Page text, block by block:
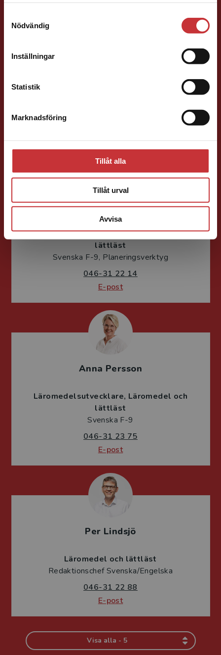
Nödvändig
Inställningar
Statistik
Marknadsföring
Tillåt alla
Tillåt urval
Avvisa
studentlitteratur.se via en enhet utanför Sverige.
Vi erbjuder inte leveranser utanför Sverige. För
att kunna slutföra ett köp måste
Jessica Olefeldt
Läromedelsutvecklare Läromedel och
lättläst
Svenska F-9, Planeringsverktyg
046-31 22 14
E-post
Anna Persson
Läromedelsutvecklare Läromedel och
lättläst
Svenska F-9
046-31 23 75
E-post
Per Lindsjö
Läromedel och lättläst
Redaktionschef Svenska/Engelska
046-31 22 88
E-post
Visa alla - 5